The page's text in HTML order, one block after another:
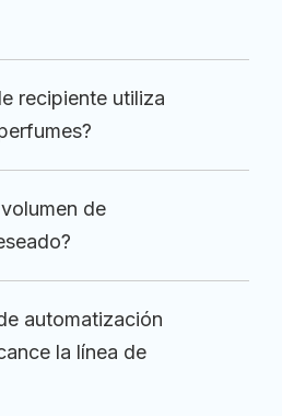
recipiente utiliza
de
automatización
la línea de